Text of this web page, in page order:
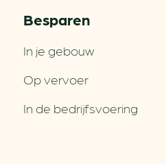
Besparen
In je gebouw
Op vervoer
In de bedrijfsvoering